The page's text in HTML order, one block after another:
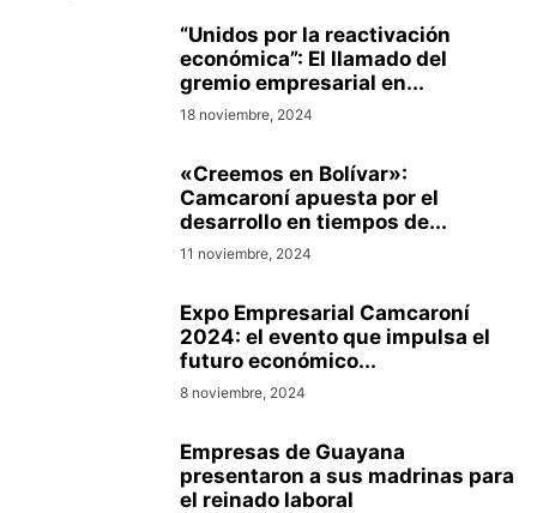
“Unidos por la reactivación
económica”: El llamado del
gremio empresarial en...
18 noviembre, 2024
«Creemos en Bolívar»:
Camcaroní apuesta por el
desarrollo en tiempos de...
11 noviembre, 2024
Expo Empresarial Camcaroní
2024: el evento que impulsa el
futuro económico...
8 noviembre, 2024
Empresas de Guayana
presentaron a sus madrinas para
el reinado laboral